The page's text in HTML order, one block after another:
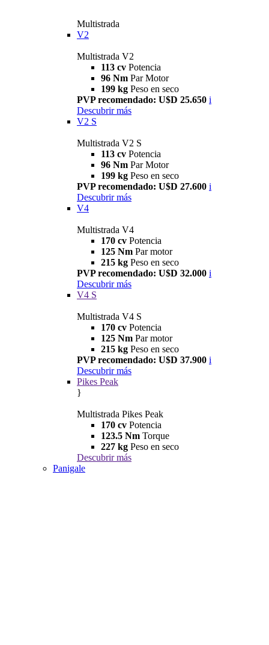
Multistrada
V2
Multistrada V2
113 cv Potencia
96 Nm Par Motor
199 kg Peso en seco
PVP recomendado: U$D 25.650 i
Descubrir más
V2 S
Multistrada V2 S
113 cv Potencia
96 Nm Par Motor
199 kg Peso en seco
PVP recomendado: U$D 27.600 i
Descubrir más
V4
Multistrada V4
170 cv Potencia
125 Nm Par motor
215 kg Peso en seco
PVP recomendado: U$D 32.000 i
Descubrir más
V4 S
Multistrada V4 S
170 cv Potencia
125 Nm Par motor
215 kg Peso en seco
PVP recomendado: U$D 37.900 i
Descubrir más
Pikes Peak
}
Multistrada Pikes Peak
170 cv Potencia
123.5 Nm Torque
227 kg Peso en seco
Descubrir más
Panigale